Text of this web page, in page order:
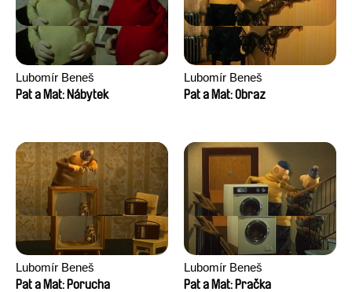
Lubomír Beneš
Pat a Mat: Nábytek
Lubomír Beneš
Pat a Mat: Obraz
Lubomír Beneš
Pat a Mat: Porucha
Lubomír Beneš
Pat a Mat: Pračka